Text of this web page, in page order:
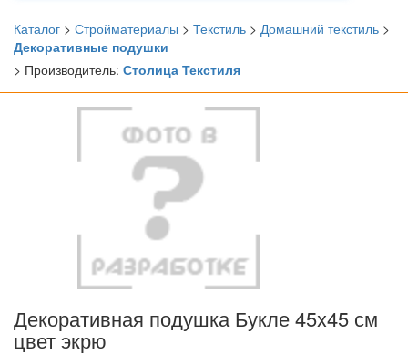
Каталог > Стройматериалы > Текстиль > Домашний текстиль >
Декоративные подушки
> Производитель: Столица Текстиля
Декоративная подушка Букле 45x45 см
цвет экрю